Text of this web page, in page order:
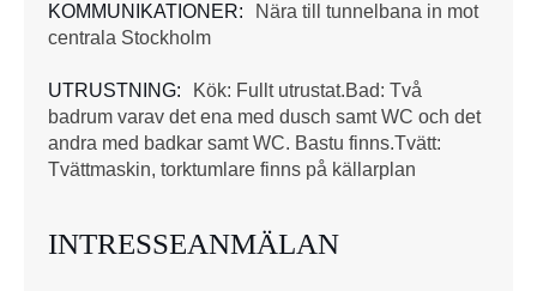
KOMMUNIKATIONER:
Nära till tunnelbana in mot
centrala Stockholm
UTRUSTNING:
Kök: Fullt utrustat.Bad: Två
badrum varav det ena med dusch samt WC och det
andra med badkar samt WC. Bastu finns.Tvätt:
Tvättmaskin, torktumlare finns på källarplan
INTRESSEANMÄLAN